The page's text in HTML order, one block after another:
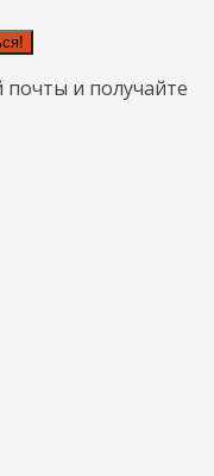
и получайте